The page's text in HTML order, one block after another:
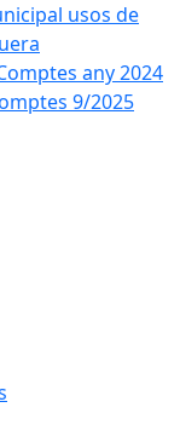
usos de
any 2024
9/2025